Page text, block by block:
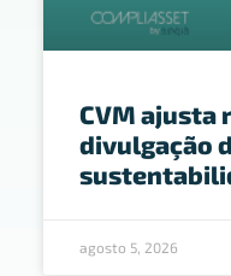
CVM ajusta
divulgação
agosto 5, 2026